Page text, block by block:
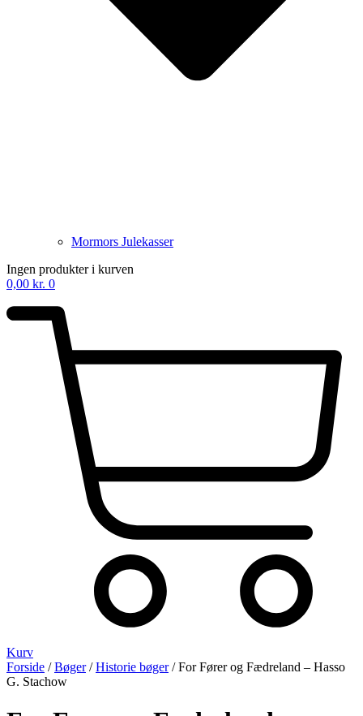
Mormors Julekasser
Ingen produkter i kurven
0,00 kr. 0
Kurv
Forside /Bøger/Historie bøger/ For Fører og Fædreland – Hasso
G. Stachow